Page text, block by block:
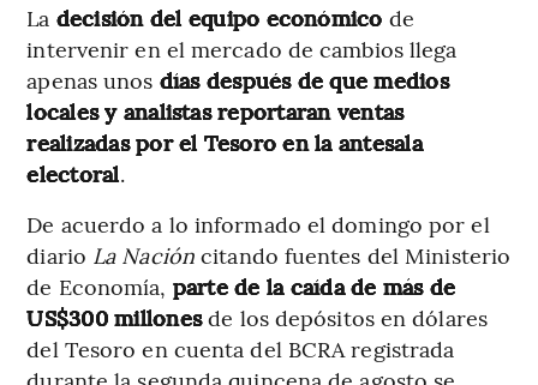
La decisión del equipo económico de
intervenir en el mercado de cambios llega
apenas unos días después de que medios
locales y analistas reportaran ventas
realizadas por el Tesoro en la antesala
electoral.
De acuerdo a lo informado el domingo por el
diario La Nación citando fuentes del Ministerio
de Economía, parte de la caída de más de
US$300 millonesde los depósitos en dólares
del Tesoro en cuenta del BCRA registrada